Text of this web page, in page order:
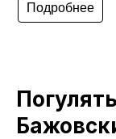
Подробнее